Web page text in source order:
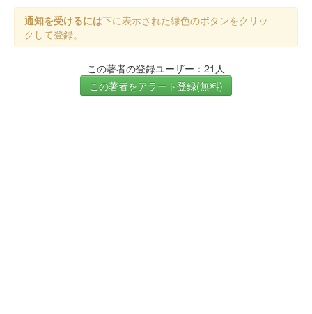
通知を受けるには下に表示された緑色のボタンをクリッ
クして登録。
この著者の登録ユーザー：21人
この著者をアラート登録(無料)